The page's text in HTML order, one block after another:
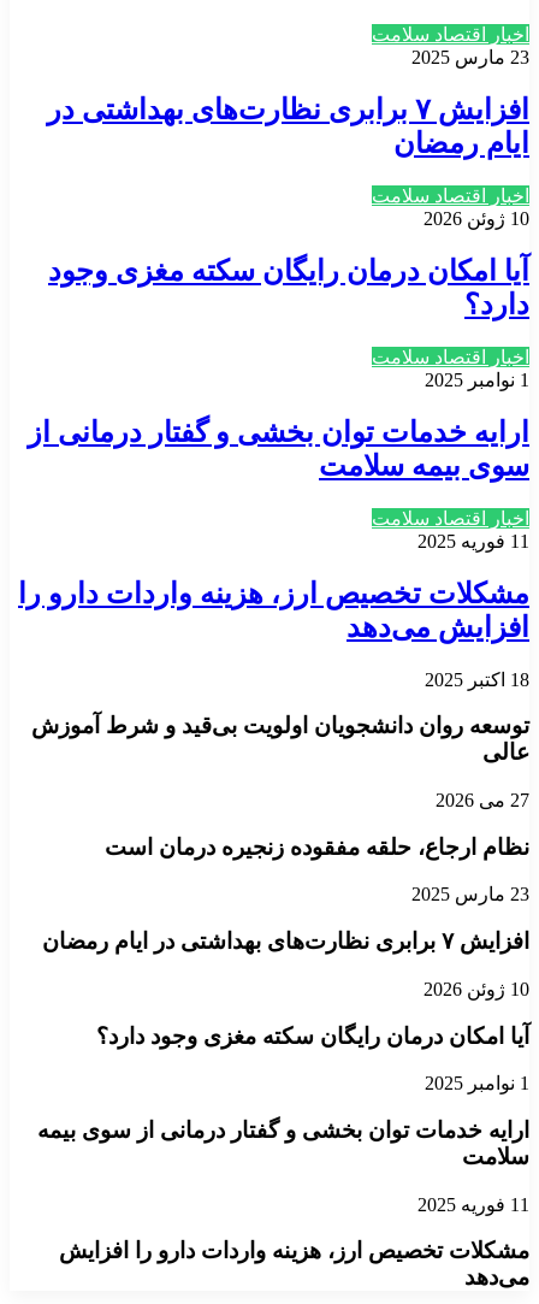
اخبار اقتصاد سلامت
23 مارس 2025
افزایش ۷ برابری نظارت‌های بهداشتی در
ایام رمضان
اخبار اقتصاد سلامت
10 ژوئن 2026
آیا امکان درمان رایگان سکته مغزی وجود
دارد؟
اخبار اقتصاد سلامت
1 نوامبر 2025
ارایه خدمات توان بخشی و گفتار درمانی از
سوی بیمه سلامت
اخبار اقتصاد سلامت
11 فوریه 2025
مشکلات تخصیص ارز، هزینه واردات دارو را
افزایش می‌دهد
18 اکتبر 2025
توسعه روان دانشجویان اولویت بی‌قید و شرط آموزش
عالی
27 می 2026
نظام ارجاع، حلقه مفقوده زنجیره درمان است
23 مارس 2025
افزایش ۷ برابری نظارت‌های بهداشتی در ایام رمضان
10 ژوئن 2026
آیا امکان درمان رایگان سکته مغزی وجود دارد؟
1 نوامبر 2025
ارایه خدمات توان بخشی و گفتار درمانی از سوی بیمه
سلامت
11 فوریه 2025
مشکلات تخصیص ارز، هزینه واردات دارو را افزایش
می‌دهد